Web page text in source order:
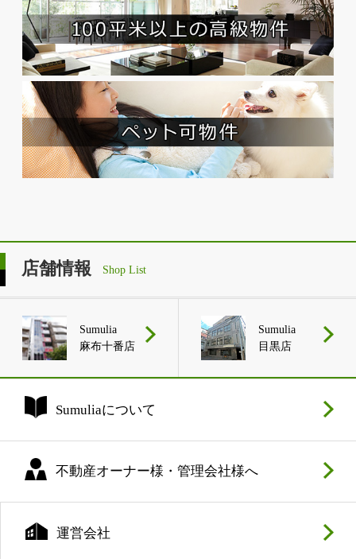
店舗情報 Shop List
Sumulia
麻布十番店
Sumulia
目黒店
Sumuliaについて
不動産オーナー様・管理会社様へ
運営会社